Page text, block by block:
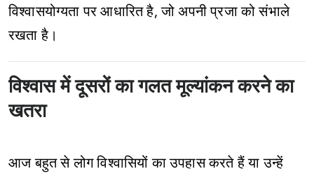
विश्वासयोग्यता पर आधारित है, जो अपनी प्रजा को संभाले
रखता है।
विश्वास में दूसरों का गलत मूल्यांकन करने का
खतरा
आज बहुत से लोग विश्वासियों का उपहास करते हैं या उन्हें